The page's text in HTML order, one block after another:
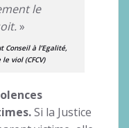
le
»
Conseil à l’Egalité,
viol (CFCV)
Si la Justice